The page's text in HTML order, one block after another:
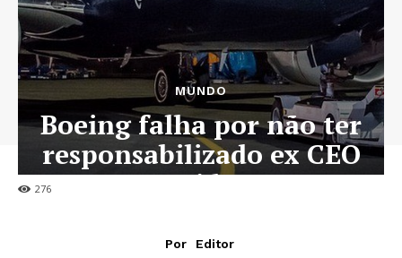
276
MUNDO
Boeing falha por não ter
responsabilizado ex CEO
por acidentes
Por
Editor